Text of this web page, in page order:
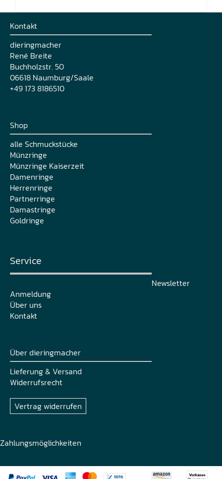
Kontakt
dieringmacher
René Breite
Buchholzstr. 50
06618 Naumburg/Saale
+49 173 8186510
Shop
alle Schmuckstücke
Münzringe
Münzringe Kaiserzeit
Damenringe
Herrenringe
Partnerringe
Damastringe
Goldringe
Service
Newsletter
Anmeldung
Über uns
Kontakt
Über dieringmacher
Lieferung & Versand
Widerrufsrecht
Vertrag widerrufen
Zahlungsmöglichkeiten